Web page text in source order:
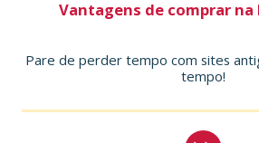
Vantagens de comprar
Pare de perder tempo com sites
tempo!